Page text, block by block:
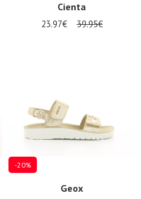
Cienta
23.97€ 39.95€
-20%
Geox